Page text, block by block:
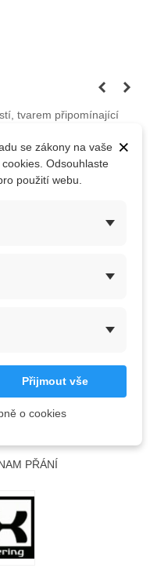
tvarem připomínající
PŘÁNÍ
×
se zákony na vaše
Odsouhlaste
použití webu.
Přijmout vše
o cookies